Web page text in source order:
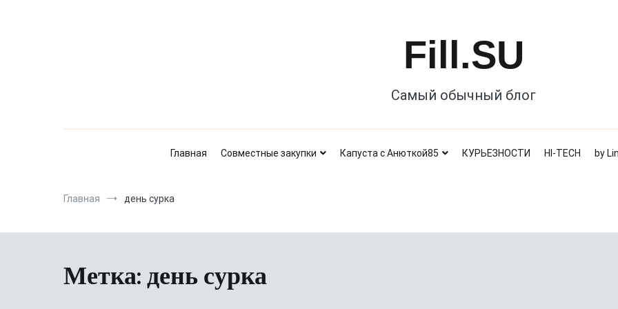
Fill.SU
Самый обычный блог
Главная Совместные закупки Капуста с Анюткой85 КУРЬЕЗНОСТИ HI-TECH by
Главная день сурка
Метка:день сурка